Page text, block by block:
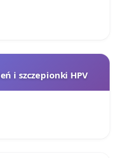
i szczepionki HPV